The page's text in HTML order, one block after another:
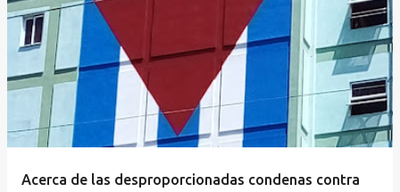
E
r
d
Acerca de las desproporcionadas condenas contra